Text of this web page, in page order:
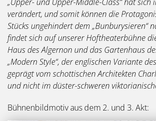
verändert, und somit können die
Stücks ungehindert dem „Bunburysieren“
findet sich auf unserer Hoftheaterbühne
Haus des Algernon und das Gartenhaus
„Modern Style“, der englischen Variante
geprägt vom schottischen Architekten
und nicht im düster-schweren
Bühnenbildmotiv aus dem 2. und 3. Akt: